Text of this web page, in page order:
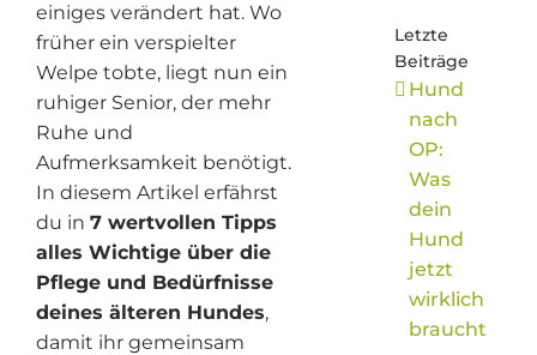
einiges verändert hat. Wo
früher ein verspielter
Welpe tobte, liegt nun ein
ruhiger Senior, der mehr
Ruhe und
Aufmerksamkeit benötigt.
In diesem Artikel erfährst
du in 7 wertvollen Tipps
alles Wichtige über die
Pflege und Bedürfnisse
deines älteren Hundes,
damit ihr gemeinsam
Letzte
Beiträge
Hund
nach
OP:
Was
dein
Hund
jetzt
wirklich
braucht